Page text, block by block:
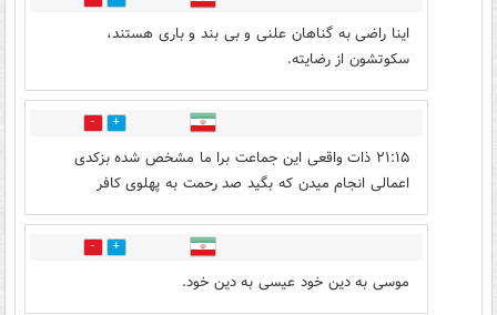
اینا راضی به گناهان علنی و بی بند و باری هستند،
سکوتشون از رضایته.
1
۲۱:۱۵ ذات واقعی این جماعت برا ما مشخص شده بزکدی
اعمالی انجام میدن که بگید صد رحمت به پهلوی کافر
0
موسی به دین خود عیسی به دین خود.